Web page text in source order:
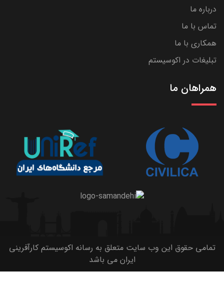
درباره ما
تماس با ما
همکاری با ما
تبلیغات در اکوسیستم
همراهان ما
تمامی حقوق این وب سایت متعلق به رسانه اکوسیستم کارآفرینی
ایران می باشد